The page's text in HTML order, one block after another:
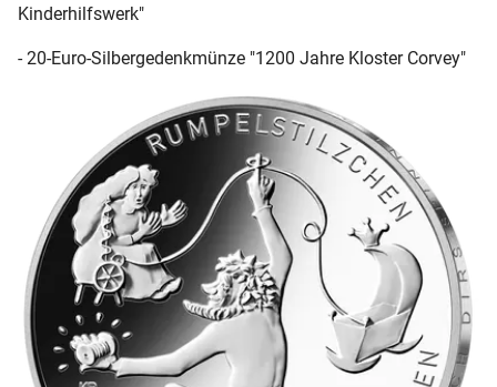
Kinderhilfswerk"
- 20-Euro-Silbergedenkmünze "1200 Jahre Kloster Corvey"